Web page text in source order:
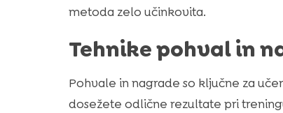
metoda zelo učinkovita.
Tehnike pohval in
Pohvale in nagrade so ključne za
dosežete odlične rezultate pri